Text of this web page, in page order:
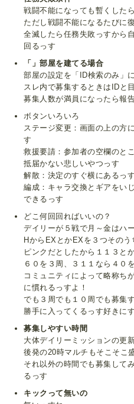
戦闘不能になっても暫くした
ただし戦闘不能になるたびに
全滅したら任務失敗っすから
回るっす
「」部屋を建てる場合
部屋の設定を「ID検索のみ」
スレ内で募集するときはIDと
募集人数が満員になったら報
ボタンいろいろ
ステージ変更：画面の上の方
す
救援要請：参加者の空欄のと
抵届かない悲しいやつっす
解散：決定のすぐ横にあるっ
編成：キャラ交換とギアをい
できるっす
どこ何回回ればいいの？
デイリーが５戦で月～金はハ
HからEXとかEXを３つその
ピンクだとしたから１１３と
６０を３周、３１１なら４０
コミュニティによって略称ち
に慣れるっすよ！
でも３周でも１０周でも募集
勝手に入ってくるっす好きに
募集しやすい時間
大体デイリーミッションの更
後発の20時マルチもそこそこ
それ以外の時間でも募集して
るっす
キックって無いの